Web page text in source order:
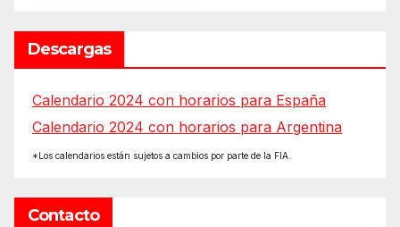
Descargas
Calendario 2024 con horarios para España
Calendario 2024 con horarios para Argentina
*Los calendarios están sujetos a cambios por parte de la FIA.
Contacto